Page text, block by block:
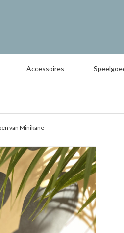
Accessoires
van Minikane